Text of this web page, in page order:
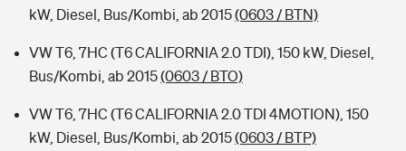
Kinderunfall-Check: Mehr Sicherheit für deine Kids
Sie haben Fragen?
kW, Diesel, Bus/Kombi, ab 2015(0603 / BTN)
VW T6, 7HC (T6 CALIFORNIA 2.0 TDI), 150 kW, Diesel,
Bus/Kombi, ab 2015(0603 / BTO)
VW T6, 7HC (T6 CALIFORNIA 2.0 TDI 4MOTION), 150
kW, Diesel, Bus/Kombi, ab 2015(0603 / BTP)